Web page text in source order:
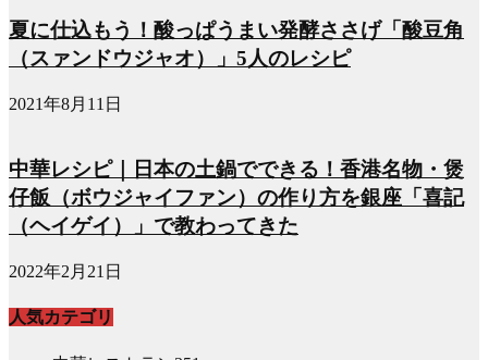
夏に仕込もう！酸っぱうまい発酵ささげ「酸豆角
（スァンドウジャオ）」5人のレシピ
2021年8月11日
中華レシピ｜日本の土鍋でできる！香港名物・煲
仔飯（ボウジャイファン）の作り方を銀座「喜記
（ヘイゲイ）」で教わってきた
2022年2月21日
人気カテゴリ